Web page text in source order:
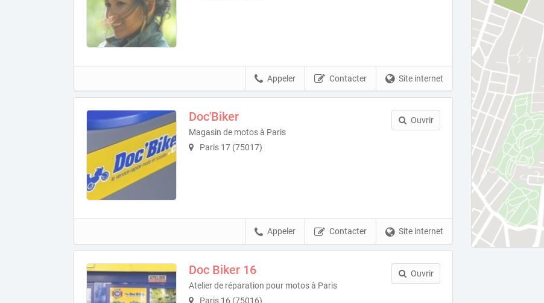
Site internet
Contacter
Appeler
Doc'Biker
Magasin de motos à Paris
Paris 17 (75017)
Ouvrir
Site internet
Contacter
Appeler
Doc Biker 16
Atelier de réparation pour motos à Paris
Paris 16 (75016)
Ouvrir